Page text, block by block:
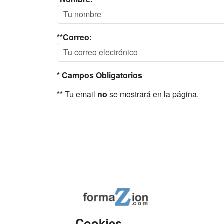
**Correo:
* Campos Obligatorios
** Tu email no se mostrará en la página.